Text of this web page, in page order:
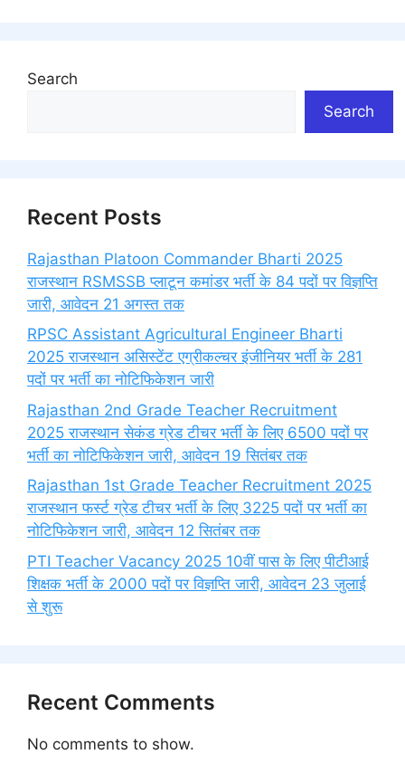
Search
Search
Recent Posts
Rajasthan Platoon Commander Bharti 2025
राजस्थान RSMSSB प्लाटून कमांडर भर्ती के 84 पदों पर विज्ञप्ति
जारी, आवेदन 21 अगस्त तक
RPSC Assistant Agricultural Engineer Bharti
2025 राजस्थान असिस्टेंट एग्रीकल्चर इंजीनियर भर्ती के 281
पदों पर भर्ती का नोटिफिकेशन जारी
Rajasthan 2nd Grade Teacher Recruitment
2025 राजस्थान सेकंड ग्रेड टीचर भर्ती के लिए 6500 पदों पर
भर्ती का नोटिफिकेशन जारी, आवेदन 19 सितंबर तक
Rajasthan 1st Grade Teacher Recruitment 2025
राजस्थान फर्स्ट ग्रेड टीचर भर्ती के लिए 3225 पदों पर भर्ती का
नोटिफिकेशन जारी, आवेदन 12 सितंबर तक
PTI Teacher Vacancy 2025 10वीं पास के लिए पीटीआई
शिक्षक भर्ती के 2000 पदों पर विज्ञप्ति जारी, आवेदन 23 जुलाई
से शुरू
Recent Comments
No comments to show.